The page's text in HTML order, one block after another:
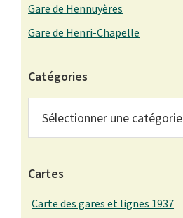
Gare de Hennuyères
Gare de Henri-Chapelle
Catégories
Cartes
Carte des gares et lignes 1937